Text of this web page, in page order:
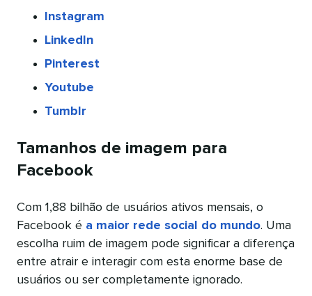
Instagram
LinkedIn
Pinterest
Youtube
Tumblr
Tamanhos de imagem para
Facebook
Com 1,88 bilhão de usuários ativos mensais, o
Facebook é a maior rede social do mundo. Uma
escolha ruim de imagem pode significar a diferença
entre atrair e interagir com esta enorme base de
usuários ou ser completamente ignorado.